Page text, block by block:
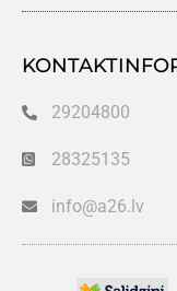
29204800
28325135
info@a26.lv